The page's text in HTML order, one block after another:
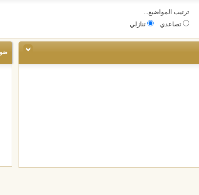
ترتيب المواضيع...
تصاعدي
تنازلي